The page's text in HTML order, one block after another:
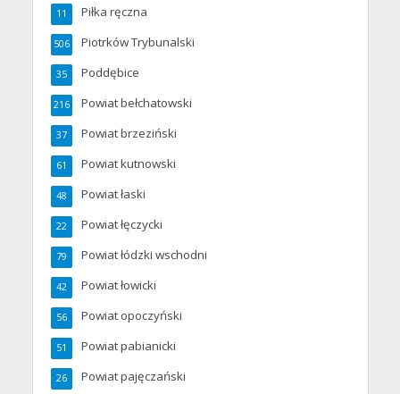
Piłka ręczna
11
Piotrków Trybunalski
506
Poddębice
35
Powiat bełchatowski
216
Powiat brzeziński
37
Powiat kutnowski
61
Powiat łaski
48
Powiat łęczycki
22
Powiat łódzki wschodni
79
Powiat łowicki
42
Powiat opoczyński
56
Powiat pabianicki
51
Powiat pajęczański
26